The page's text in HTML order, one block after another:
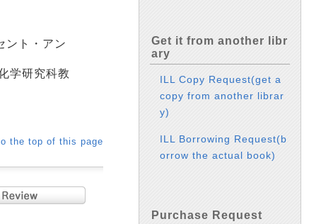
ント・アン
学研究科教
the top of this page
Get it from another libr
ary
ILL Copy Request(get a
copy from another librar
y)
ILL Borrowing Request(b
orrow the actual book)
Purchase Request